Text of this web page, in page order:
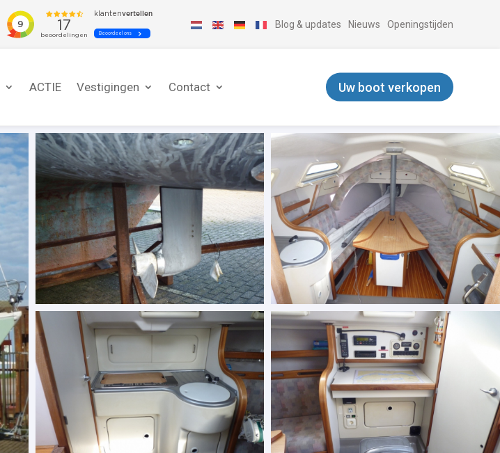
Blog & updates Nieuws Openingstijden
ACTIE Vestigingen Contact Uw boot verkopen